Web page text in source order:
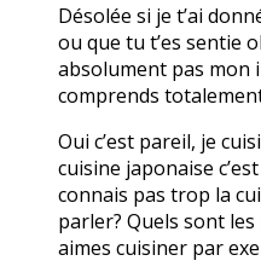
Désolée si je t’ai
ou que tu t’es sentie
absolument pas mon
comprends
Oui c’est pareil, je
cuisine japonaise
connais pas trop la
parler? Quels sont
aimes cuisiner par